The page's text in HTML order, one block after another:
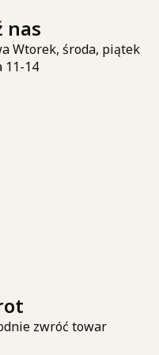
nas
Wtorek, środa, piątek
11-14
zwróć towar